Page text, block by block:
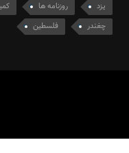
یزد
روزنامه ها
چغندر
فلسطین